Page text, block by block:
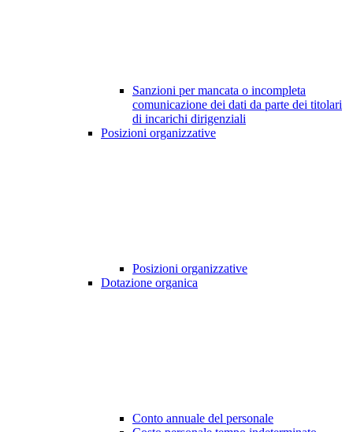
Sanzioni per mancata o incompleta
comunicazione dei dati da parte dei titolari
di incarichi dirigenziali
Posizioni organizzative
Posizioni organizzative
Dotazione organica
Conto annuale del personale